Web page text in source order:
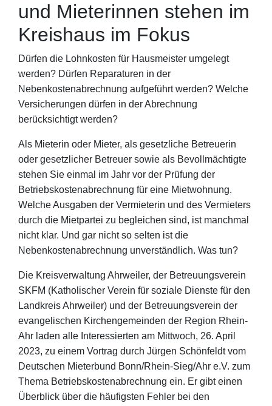
und Mieterinnen stehen im
Kreishaus im Fokus
Dürfen die Lohnkosten für Hausmeister umgelegt
werden? Dürfen Reparaturen in der
Nebenkostenabrechnung aufgeführt werden? Welche
Versicherungen dürfen in der Abrechnung
berücksichtigt werden?
Als Mieterin oder Mieter, als gesetzliche Betreuerin
oder gesetzlicher Betreuer sowie als Bevollmächtigte
stehen Sie einmal im Jahr vor der Prüfung der
Betriebskostenabrechnung für eine Mietwohnung.
Welche Ausgaben der Vermieterin und des Vermieters
durch die Mietpartei zu begleichen sind, ist manchmal
nicht klar. Und gar nicht so selten ist die
Nebenkostenabrechnung unverständlich. Was tun?
Die Kreisverwaltung Ahrweiler, der Betreuungsverein
SKFM (Katholischer Verein für soziale Dienste für den
Landkreis Ahrweiler) und der Betreuungsverein der
evangelischen Kirchengemeinden der Region Rhein-
Ahr laden alle Interessierten am Mittwoch, 26. April
2023, zu einem Vortrag durch Jürgen Schönfeldt vom
Deutschen Mieterbund Bonn/Rhein-Sieg/Ahr e.V. zum
Thema Betriebskostenabrechnung ein. Er gibt einen
Überblick über die häufigsten Fehler bei den